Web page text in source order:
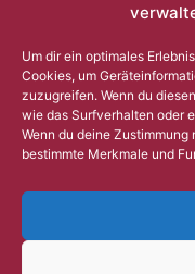
Um dir ein optimales
Cookies, um
zuzugreifen. Wenn du
wie das Surfverhalten oder
Wenn du deine
bestimmte Merkmale und
Bitte nutzen Sie